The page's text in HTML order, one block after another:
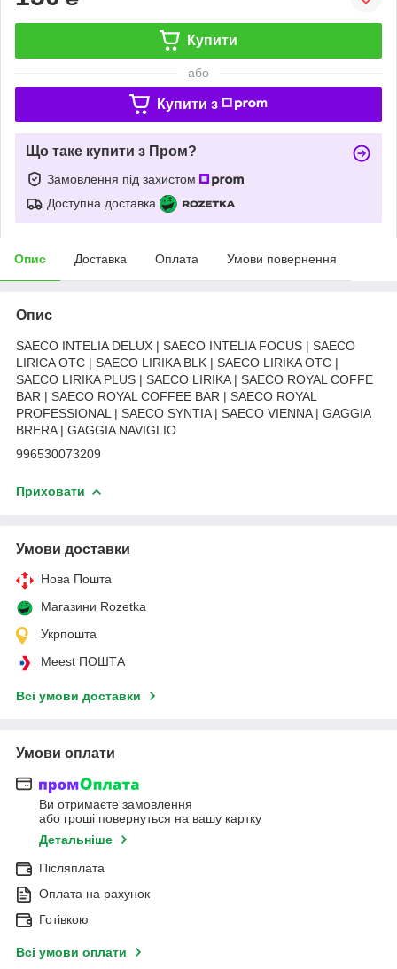
Купити
або
Купити з
Що таке купити з Пром?
Замовлення під захистом
Доступна доставка
Опис Доставка Оплата Умови повернення
Опис
SAECO INTELIA DELUX | SAECO INTELIA FOCUS | SAECO
LIRICA OTC | SAECO LIRIKA BLK | SAECO LIRIKA OTC |
SAECO LIRIKA PLUS | SAECO LIRIKA | SAECO ROYAL COFFE
BAR | SAECO ROYAL COFFEE BAR | SAECO ROYAL
PROFESSIONAL | SAECO SYNTIA | SAECO VIENNA | GAGGIA
BRERA | GAGGIA NAVIGLIO
996530073209
Приховати
Умови доставки
Нова Пошта
Магазини Rozetka
Укрпошта
Meest ПОШТА
Всі умови доставки
Умови оплати
Ви отримаєте замовлення
або гроші повернуться на вашу картку
Детальніше
Післяплата
Оплата на рахунок
Готівкою
Всі умови оплати